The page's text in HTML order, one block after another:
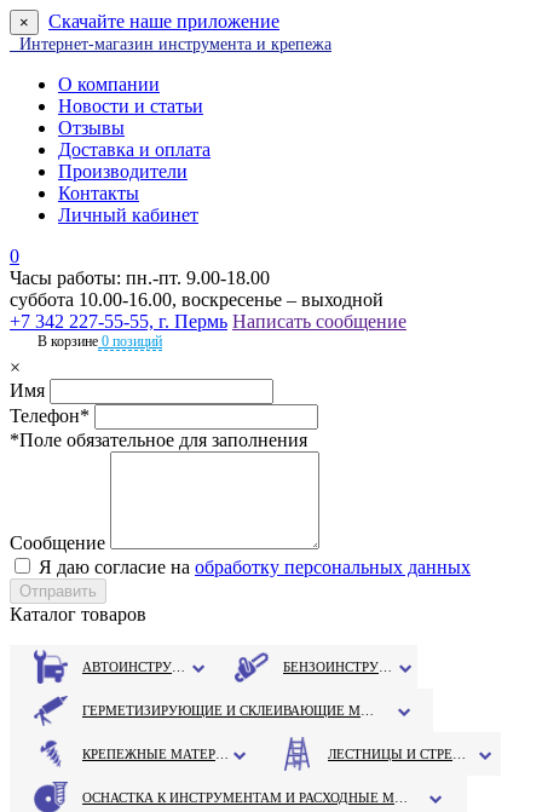
× Скачайте наше приложение
Интернет-магазин инструмента и крепежа
О компании
Новости и статьи
Отзывы
Доставка и оплата
Производители
Контакты
Личный кабинет
0
Часы работы: пн.-пт. 9.00-18.00
суббота 10.00-16.00, воскресенье – выходной
+7 342 227-55-55, г. Пермь Написать сообщение
В корзине 0 позиций
×
Имя
Телефон*
*Поле обязательное для заполнения
Сообщение
Я даю согласие на обработку персональных данных
Каталог товаров